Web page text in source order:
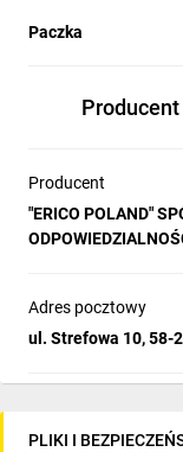
Paczka
Producent
Producent
"ERICO POLAND"
Adres pocztowy
ul. Strefowa 10, 58-
PLIKI I